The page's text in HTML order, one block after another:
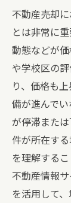
不動産売却
とは非常に
動態などが
や学校区の
り、価格も
備が進んで
が停滞また
件が所在す
を理解する
不動産情報
を活用して